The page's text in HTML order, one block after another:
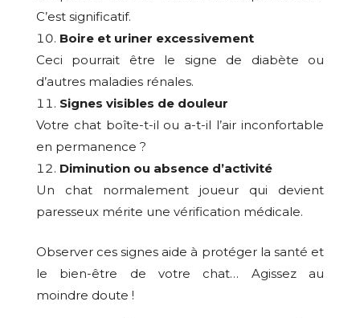
C’est significatif.
Boire et uriner excessivement
Ceci pourrait être le signe de diabète ou
d’autres maladies rénales.
Signes visibles de douleur
Votre chat boîte-t-il ou a-t-il l’air inconfortable
en permanence ?
Diminution ou absence d’activité
Un chat normalement joueur qui devient
paresseux mérite une vérification médicale.
Observer ces signes aide à protéger la santé et
le bien-être de votre chat… Agissez au
moindre doute !